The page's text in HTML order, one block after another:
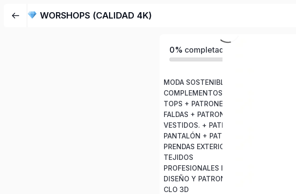
WORSHOPS (CALIDAD 4K)
0% completado
MODA SOSTENIBLE. PROYECTOS
COMPLEMENTOS. PROYECTOS
TOPS + PATRONES PDF
FALDAS + PATRONES PDF
VESTIDOS. + PATRONES PDF
PANTALÓN + PATRONES PDF
PRENDAS EXTERIORES. + PATRONES PDF
TEJIDOS
PROFESIONALES INVITADOS
CLO 3D